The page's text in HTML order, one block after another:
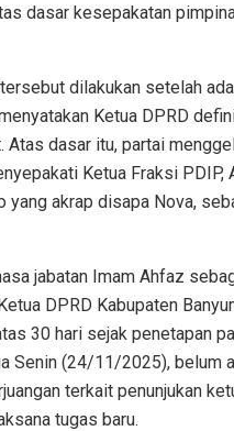
dasar kesepakatan
dilakukan setelah
Ketua DPRD
Atas dasar itu, partai
Ketua Fraksi PDIP,
yang akrap disapa Nova,
jabatan Imam Ahfaz
DPRD Kabupaten
30 hari sejak penetapan
Senin (24/11/2025), belum
terkait penunjukan
tugas baru.